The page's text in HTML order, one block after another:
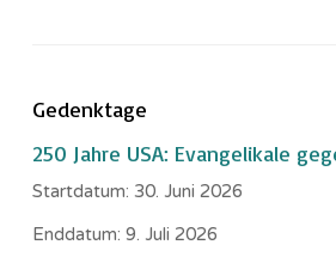
Gedenktage
250 Jahre USA: Evangelikale
Startdatum: 30. Juni 2026
Enddatum: 9. Juli 2026